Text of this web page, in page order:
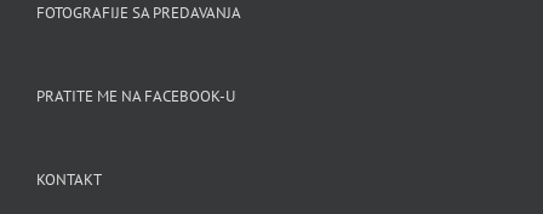
FOTOGRAFIJE SA PREDAVANJA
PRATITE ME NA FACEBOOK-U
KONTAKT